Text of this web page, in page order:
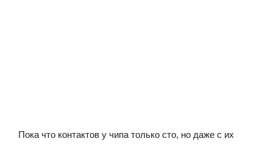
Пока что контактов у чипа только сто, но даже с их